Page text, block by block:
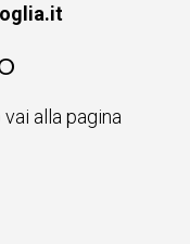
vai alla pagina